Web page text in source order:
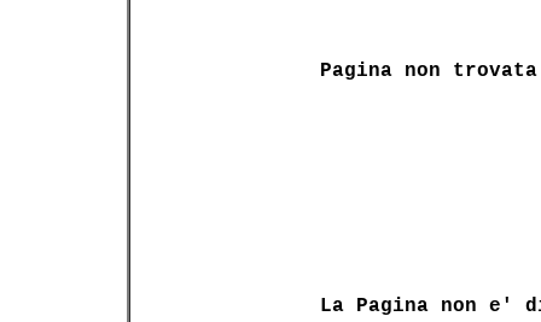
Pagina non trovata
La Pagina non e'